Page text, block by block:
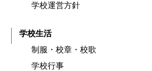
学校運営方針
学校生活
制服・校章・校歌
学校行事